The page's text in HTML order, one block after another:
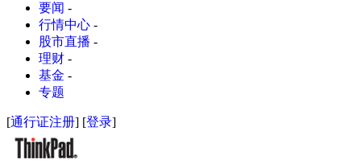
要闻 -
行情中心 -
股市直播 -
理财 -
基金 -
专题
[通行证注册] [登录]